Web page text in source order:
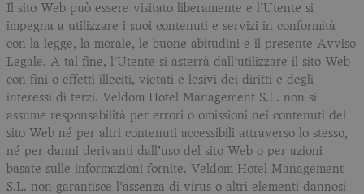
Il sito Web può essere visitato liberamente e l’Utente si
impegna a utilizzare i suoi contenuti e servizi in conformità
con la legge, la morale, le buone abitudini e il presente Avviso
Legale. A tal fine, l’Utente si asterrà dall’utilizzare il sito Web
con fini o effetti illeciti, vietati e lesivi dei diritti e degli
interessi di terzi. Veldom Hotel Management S.L. non si
assume responsabilità per errori o omissioni nei contenuti del
sito Web né per altri contenuti accessibili attraverso lo stesso,
né per danni derivanti dall’uso del sito Web o per azioni
basate sulle informazioni fornite. Veldom Hotel Management
S.L. non garantisce l’assenza di virus o altri elementi dannosi